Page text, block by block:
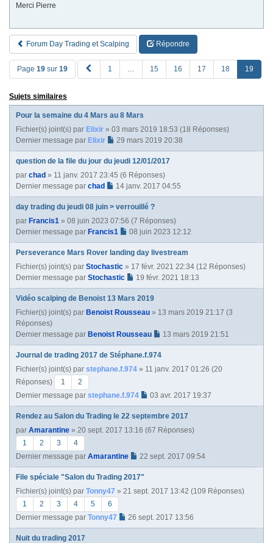
Merci Pierre
Forum Day Trading et Scalping Répondre
Page 19 sur 19
R
1 … 15 16 17 18 19
Sujets similaires
Pour la semaine du 4 Mars au 8 Mars
Fichier(s) joint(s) par Elixir » 03 mars 2019 18:53 (18 Réponses)
Dernier message par Elixir 29 mars 2019 20:38
question de la file du jour du jeudi 12/01/2017
par chad » 11 janv. 2017 23:45 (6 Réponses)
Dernier message par chad 14 janv. 2017 04:55
day trading du jeudi 08 juin > verrouillé ?
par Francis1 » 08 juin 2023 07:56 (7 Réponses)
Dernier message par Francis1 08 juin 2023 12:12
Perseverance Mars Rover landing day livestream
Fichier(s) joint(s) par Stochastic » 17 févr. 2021 22:34 (12 Réponses)
Dernier message par Stochastic 19 févr. 2021 18:13
Vidéo scalping de Benoist 13 Mars 2019
Fichier(s) joint(s) par Benoist Rousseau » 13 mars 2019 21:17 (3
Réponses)
Dernier message par Benoist Rousseau 13 mars 2019 21:51
Journal de trading 2017 de Stéphane.f.974
Fichier(s) joint(s) par stephane.f.974 » 11 janv. 2017 01:26 (20
Réponses)
1
2
Dernier message par stephane.f.974 03 avr. 2017 19:37
Rendez au Salon du Trading le 22 septembre 2017
par Amarantine » 20 sept. 2017 13:16 (67 Réponses)
1
2 3
4
Dernier message par Amarantine 22 sept. 2017 09:54
File spéciale "Salon du Trading 2017"
Fichier(s) joint(s) par Tonny47 » 21 sept. 2017 13:42 (109 Réponses)
1
2 3 4 5
6
Dernier message par Tonny47 26 sept. 2017 13:56
Nuit du trading 2017